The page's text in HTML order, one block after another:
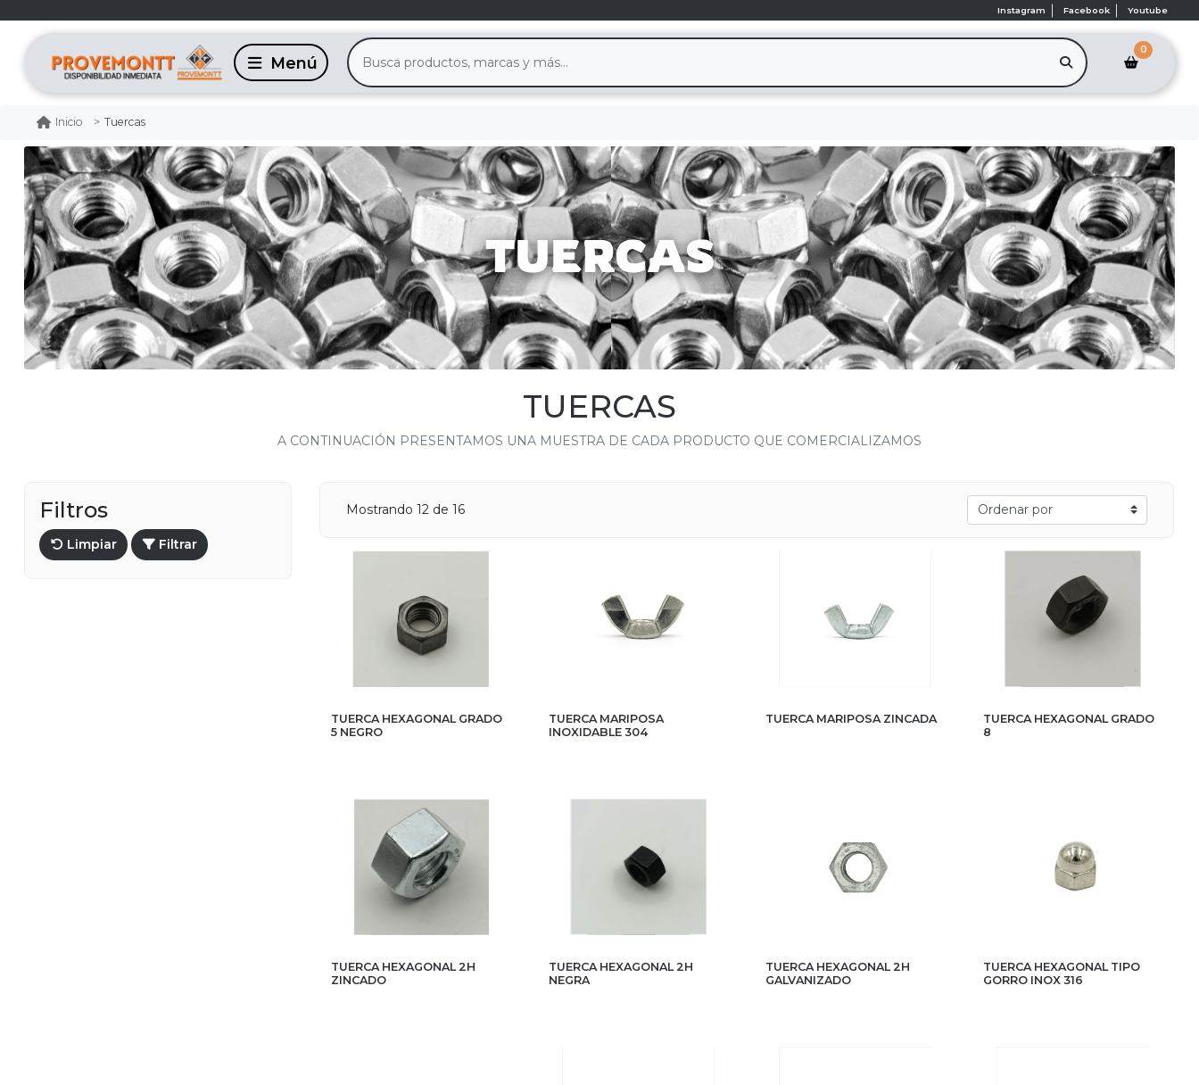
Instagram Facebook Youtube
0
Inicio Tuercas
TUERCAS
A CONTINUACIÓN PRESENTAMOS UNA MUESTRA DE CADA PRODUCTO QUE COMERCIALIZAMOS
Filtros
Limpiar Filtrar
Mostrando 12 de 16
TUERCA HEXAGONAL GRADO
5 NEGRO
TUERCA MARIPOSA
INOXIDABLE 304
TUERCA MARIPOSA ZINCADA
TUERCA HEXAGONAL GRADO
8
TUERCA HEXAGONAL 2H
ZINCADO
TUERCA HEXAGONAL 2H
NEGRA
TUERCA HEXAGONAL 2H
GALVANIZADO
TUERCA HEXAGONAL TIPO
GORRO INOX 316